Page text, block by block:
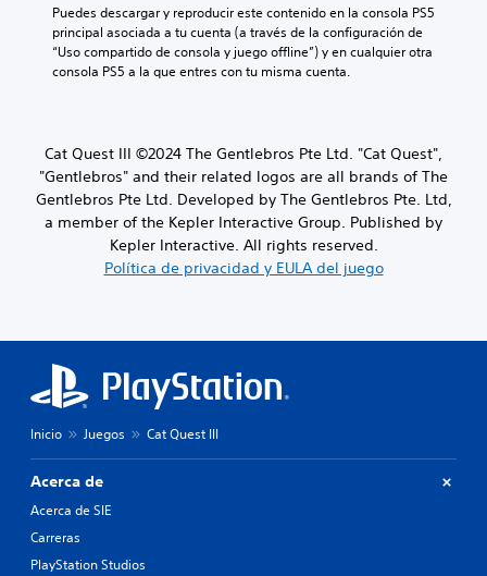
Puedes descargar y reproducir este contenido en la consola PS5
principal asociada a tu cuenta (a través de la configuración de
“Uso compartido de consola y juego offline”) y en cualquier otra
consola PS5 a la que entres con tu misma cuenta.
Cat Quest III ©2024 The Gentlebros Pte Ltd. "Cat Quest",
"Gentlebros" and their related logos are all brands of The
Gentlebros Pte Ltd. Developed by The Gentlebros Pte. Ltd,
a member of the Kepler Interactive Group. Published by
Kepler Interactive. All rights reserved.
Política de privacidad y EULA del juego
Inicio Juegos Cat Quest III
Acerca de
Acerca de SIE
Carreras
PlayStation Studios